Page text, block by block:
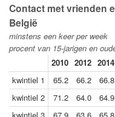
Contact met vrienden
België
minstens een keer per week
procent van 15-jarigen en
2010 2012 2014
kwintiel 1
65.2 66.2 66.8
kwintiel 2
71.2 64.0 64.9
kwintiel 3
67.9 63.6 65.8